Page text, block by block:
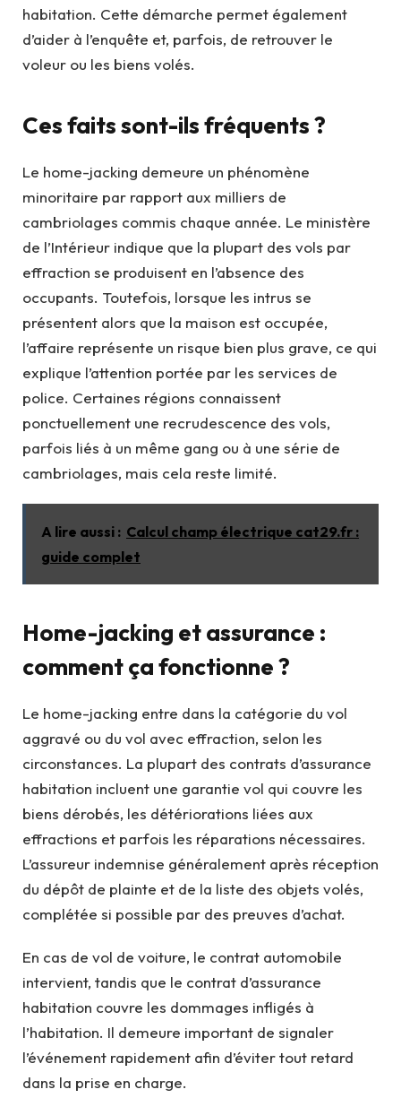
habitation. Cette démarche permet également
d’aider à l’enquête et, parfois, de retrouver le
voleur ou les biens volés.
Ces faits sont-ils fréquents ?
Le home-jacking demeure un phénomène
minoritaire par rapport aux milliers de
cambriolages commis chaque année. Le ministère
de l’Intérieur indique que la plupart des vols par
effraction se produisent en l’absence des
occupants. Toutefois, lorsque les intrus se
présentent alors que la maison est occupée,
l’affaire représente un risque bien plus grave, ce qui
explique l’attention portée par les services de
police. Certaines régions connaissent
ponctuellement une recrudescence des vols,
parfois liés à un même gang ou à une série de
cambriolages, mais cela reste limité.
A lire aussi : Calcul champ électrique cat29.fr :
guide complet
Home-jacking et assurance :
comment ça fonctionne ?
Le home-jacking entre dans la catégorie du vol
aggravé ou du vol avec effraction, selon les
circonstances. La plupart des contrats d’assurance
habitation incluent une garantie vol qui couvre les
biens dérobés, les détériorations liées aux
effractions et parfois les réparations nécessaires.
L’assureur indemnise généralement après réception
du dépôt de plainte et de la liste des objets volés,
complétée si possible par des preuves d’achat.
En cas de vol de voiture, le contrat automobile
intervient, tandis que le contrat d’assurance
habitation couvre les dommages infligés à
l’habitation. Il demeure important de signaler
l’événement rapidement afin d’éviter tout retard
dans la prise en charge.